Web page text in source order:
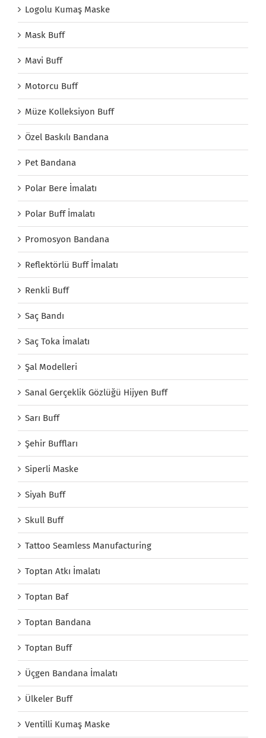
Logolu Kumaş Maske
Mask Buff
Mavi Buff
Motorcu Buff
Müze Kolleksiyon Buff
Özel Baskılı Bandana
Pet Bandana
Polar Bere İmalatı
Polar Buff İmalatı
Promosyon Bandana
Reflektörlü Buff İmalatı
Renkli Buff
Saç Bandı
Saç Toka İmalatı
Şal Modelleri
Sanal Gerçeklik Gözlüğü Hijyen Buff
Sarı Buff
Şehir Buffları
Siperli Maske
Siyah Buff
Skull Buff
Tattoo Seamless Manufacturing
Toptan Atkı İmalatı
Toptan Baf
Toptan Bandana
Toptan Buff
Üçgen Bandana İmalatı
Ülkeler Buff
Ventilli Kumaş Maske